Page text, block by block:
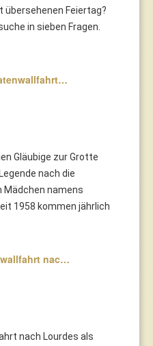
Feiertag?
in sieben Fragen.
Gläubige zur Grotte
nach die
Mädchen namens
1958 kommen jährlich
nac…
nach Lourdes als